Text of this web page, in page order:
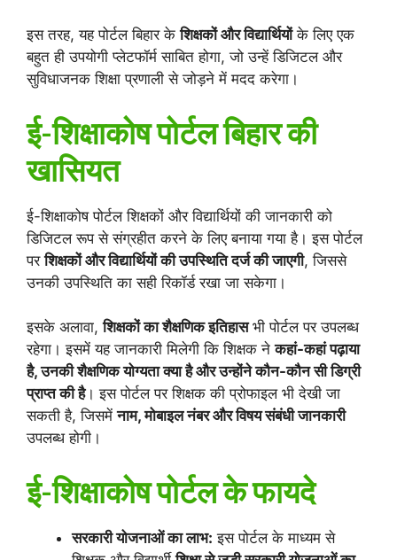
इस तरह, यह पोर्टल बिहार केशिक्षकों और विद्यार्थियोंके लिए एक
बहुत ही उपयोगी प्लेटफॉर्म साबित होगा, जो उन्हें डिजिटल और
सुविधाजनक शिक्षा प्रणाली से जोड़ने में मदद करेगा।
ई-शिक्षाकोष पोर्टल बिहार की
खासियत
ई-शिक्षाकोष पोर्टल शिक्षकों और विद्यार्थियों की जानकारी को
डिजिटल रूप से संग्रहीत करने के लिए बनाया गया है। इस पोर्टल
परशिक्षकों और विद्यार्थियों की उपस्थिति दर्ज की जाएगी, जिससे
उनकी उपस्थिति का सही रिकॉर्ड रखा जा सकेगा।
इसके अलावा,शिक्षकों का शैक्षणिक इतिहासभी पोर्टल पर उपलब्ध
रहेगा। इसमें यह जानकारी मिलेगी कि शिक्षक नेकहां-कहां पढ़ाया
है, उनकी शैक्षणिक योग्यता क्या है और उन्होंने कौन-कौन सी डिग्री
प्राप्त की है। इस पोर्टल पर शिक्षक की प्रोफाइल भी देखी जा
सकती है, जिसमेंनाम, मोबाइल नंबर और विषय संबंधी जानकारी
उपलब्ध होगी।
ई-शिक्षाकोष पोर्टल के फायदे
सरकारी योजनाओं का लाभ: इस पोर्टल के माध्यम से